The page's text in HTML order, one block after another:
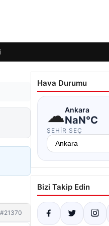
#21370
Hava Durumu
☁Ankara
NaN°C
ŞEHIR SEÇ
Bizi Takip Edin